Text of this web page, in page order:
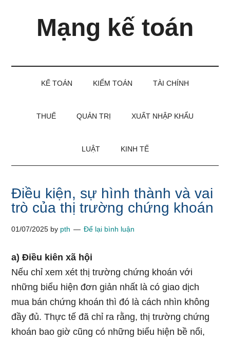
Mạng kế toán
KẾ TOÁN KIỂM TOÁN TÀI CHÍNH
THUẾ QUẢN TRỊ XUẤT NHẬP KHẨU
LUẬT KINH TẾ
Điều kiện, sự hình thành và vai
trò của thị trường chứng khoán
01/07/2025 by pth Để lại bình luận
a) Điều kiên xã hội
Nếu chỉ xem xét thị trường chứng khoán với
những biểu hiện đơn giản nhất là có giao dịch
mua bán chứng khoán thì đó là cách nhìn không
đầy đủ. Thực tế đã chỉ ra rằng, thị trường chứng
khoán bao giờ cũng có những biểu hiện bề nổi,